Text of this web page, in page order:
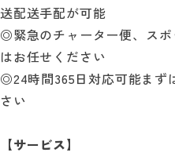
送配送手配が可能
◎緊急のチャーター便、ス
はお任せください
◎24時間365日対応可能まず
さい
【サービス】